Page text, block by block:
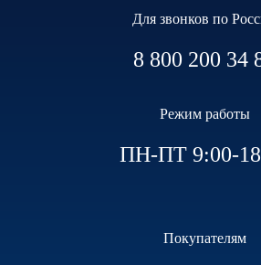
Для звонков по
8 800 200 34
Режим работы
ПН-ПТ 9:00-
Покупателям